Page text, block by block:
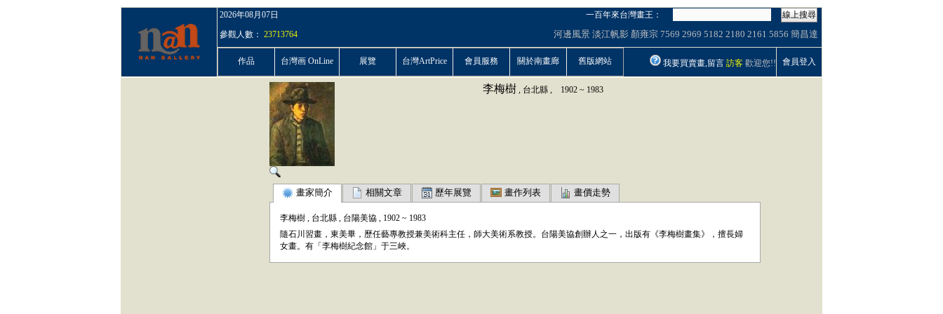
2026年08月07日 一百年來台灣畫王：
線上搜尋
參觀人數： 23713764 河邊風景 淡江帆影 顏雍宗 7569 2969 5182 2180 2161 5856 簡昌達
作品 台灣画 OnLine 展覽 台灣ArtPrice 會員服務 關於南畫廊 舊版網站 我要買賣畫,留言 訪客 歡迎您!! 會員登入
李梅樹 , 台北縣 , 1902 ~ 1983
畫家簡介 相關文章 歷年展覽 畫作列表 畫價走勢
李梅樹 , 台北縣 , 台陽美協 , 1902 ~ 1983
隨石川習畫，東美畢，歷任藝專教授兼美術科主任，師大美術系教授。台陽美協創辦人之一，出版有《李梅樹畫集》，擅長婦
女畫。有「李梅樹紀念館」于三峽。